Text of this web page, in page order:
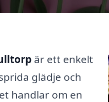
är ett enkelt
glädje och
handlar om en